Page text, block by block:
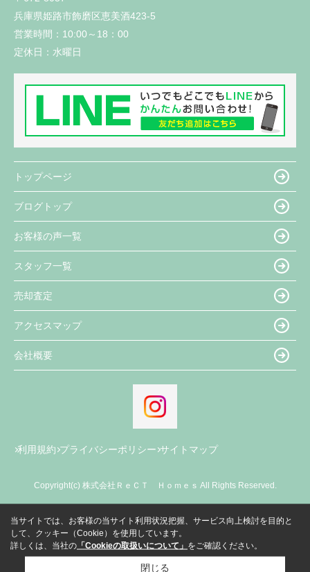
兵庫県姫路市飾磨区恵美酒423-5
営業時間： 10:00～18：00
定休日： 水曜日
トップページ
ブログトップ
お客様の声一覧
スタッフ一覧
売却査定
アクセスマップ
会社概要
利用規約 プライバシーポリシー サイトマップ
Copyright(c) 株式会社ＲｅＣＴ Ｈｏｍｅｓ All Rights Reserved.
当サイトでは、お客様の当サイト利用状況把握、サービス向上検討を目的と
して、クッキー（Cookie）を使用しています。
詳しくは、当社の 「Cookieの取扱いについて」 をご確認ください。
閉じる